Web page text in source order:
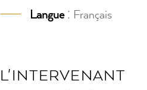
Langue: Français
L'INTERVENANT